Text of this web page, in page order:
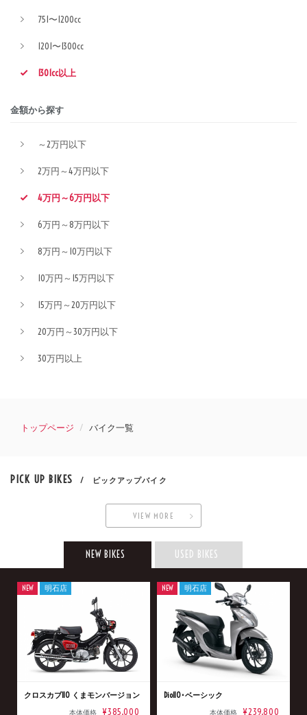
751〜1200cc
1201〜1300cc
1301cc以上
金額から探す
～2万円以下
2万円～4万円以下
4万円～6万円以下
6万円～8万円以下
8万円～10万円以下
10万円～15万円以下
15万円～20万円以下
20万円～30万円以下
30万円以上
トップページ バイク一覧
PICK UP BIKES / ピックアップバイク
VIEW MORE
NEW BIKES USED BIKES
クロスカブ110 くまモンバージョン
本体価格 ¥385,000
NEW 明石店
Dio110･ベーシック
本体価格 ¥239,800
NEW 明石店